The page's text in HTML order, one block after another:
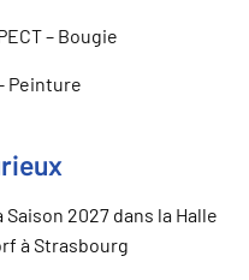
– Bougie
Peinture
2027 dans la Halle
à Strasbourg